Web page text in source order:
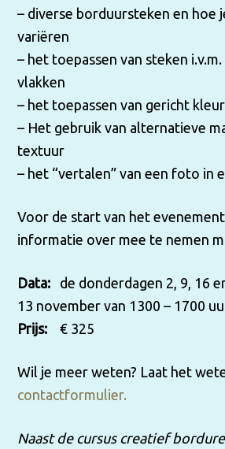
– diverse borduursteken en hoe
variëren
– het toepassen van steken
vlakken
– het toepassen van gericht
– Het gebruik van alternatieve
textuur
– het “vertalen” van een foto in
Voor de start van het
informatie over mee te nemen
Data: de donderdagen 2, 9, 16
13 november van 1300 – 1700
Prijs: € 325
Wil je meer weten? Laat het
contactformulier.
Naast de cursus creatief